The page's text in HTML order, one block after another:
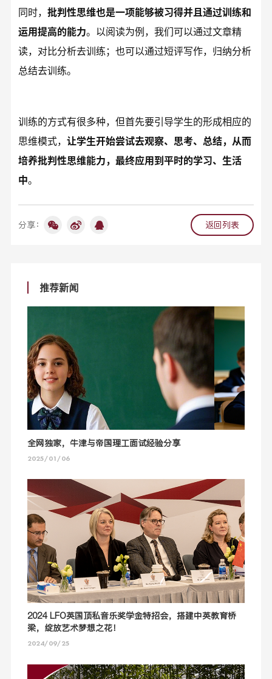
同时， 批判性思维也是一项能够被习得并且通过训练和
运用提高的能力。以阅读为例，我们可以通过文章精
读，对比分析去训练；也可以通过短评写作，归纳分析
总结去训练。
训练的方式有很多种，但首先要引导学生的形成相应的
思维模式， 让学生开始尝试去观察、思考、总结，从而
培养批判性思维能力，最终应用到平时的学习、生活
中。
分享： 返回列表
推荐新闻
全网独家，牛津与帝国理工面试经验分享
2025/01/06
2024 LFO英国顶私音乐奖学金特招会，搭建中英教育桥
梁，绽放艺术梦想之花！
2024/09/25